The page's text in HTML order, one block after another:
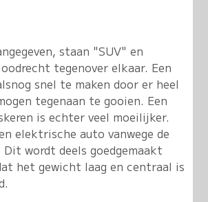
staan "SUV" en
tegenover elkaar. Een
snel te maken door er heel
tegenaan te gooien. Een
is echter veel moeilijker.
elektrische auto vanwege de
wordt deels goedgemaakt
het gewicht laag en centraal is